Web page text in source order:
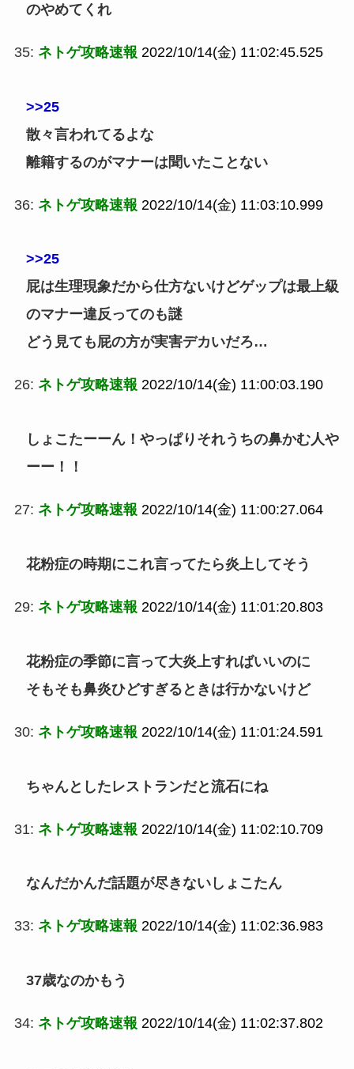
のやめてくれ
35: ネトゲ攻略速報 2022/10/14(金) 11:02:45.525
>>25
散々言われてるよな
離籍するのがマナーは聞いたことない
36: ネトゲ攻略速報 2022/10/14(金) 11:03:10.999
>>25
屁は生理現象だから仕方ないけどゲップは最上級
のマナー違反ってのも謎
どう見ても屁の方が実害デカいだろ…
26: ネトゲ攻略速報 2022/10/14(金) 11:00:03.190
しょこたーーん！やっぱりそれうちの鼻かむ人や
ーー！！
27: ネトゲ攻略速報 2022/10/14(金) 11:00:27.064
花粉症の時期にこれ言ってたら炎上してそう
29: ネトゲ攻略速報 2022/10/14(金) 11:01:20.803
花粉症の季節に言って大炎上すればいいのに
そもそも鼻炎ひどすぎるときは行かないけど
30: ネトゲ攻略速報 2022/10/14(金) 11:01:24.591
ちゃんとしたレストランだと流石にね
31: ネトゲ攻略速報 2022/10/14(金) 11:02:10.709
なんだかんだ話題が尽きないしょこたん
33: ネトゲ攻略速報 2022/10/14(金) 11:02:36.983
37歳なのかもう
34: ネトゲ攻略速報 2022/10/14(金) 11:02:37.802